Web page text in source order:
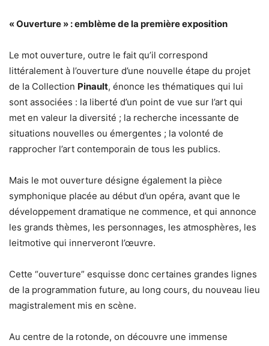
« Ouverture » : emblème de la première exposition
Le mot ouverture, outre le fait qu’il correspond
littéralement à l’ouverture d’une nouvelle étape du projet
de la Collection Pinault, énonce les thématiques qui lui
sont associées : la liberté d’un point de vue sur l’art qui
met en valeur la diversité ; la recherche incessante de
situations nouvelles ou émergentes ; la volonté de
rapprocher l’art contemporain de tous les publics.
Mais le mot ouverture désigne également la pièce
symphonique placée au début d’un opéra, avant que le
développement dramatique ne commence, et qui annonce
les grands thèmes, les personnages, les atmosphères, les
leitmotive qui innerveront l’œuvre.
Cette “ouverture” esquisse donc certaines grandes lignes
de la programmation future, au long cours, du nouveau lieu
magistralement mis en scène.
Au centre de la rotonde, on découvre une immense